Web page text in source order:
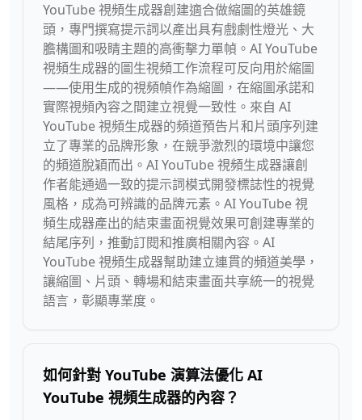
YouTube 視頻生成器創建適合做縮圖的英雄鏡
頭，專門撰寫提示詞以產出具有戲劇性燈光、大
膽構圖和吸睛主題的高衝擊力單幀。AI YouTube
視頻生成器的圖生視頻工作流程可反向用於縮圖
——使用生成的視頻幀作為縮圖，在縮圖承諾和
實際視頻內容之間建立視覺一致性。來自 AI
YouTube 視頻生成器的頻道預告片和片頭序列建
立了專業的品牌形象，在競爭激烈的環境中讓您
的頻道脫穎而出。AI YouTube 視頻生成器讓創
作者能通過一致的提示詞模式開發標誌性的視覺
風格，成為可辨識的品牌元素。AI YouTube 視
頻生成器產出的結束畫面視覺效果可創建專業的
結尾序列，推動訂閱和推廣相關內容。AI
YouTube 視頻生成器幫助建立連貫的頻道美學，
讓縮圖、片頭、轉場和結束畫面共享統一的視覺
語言，彰顯專業度。
如何針對 YouTube 演算法優化 AI
YouTube 視頻生成器的內容？